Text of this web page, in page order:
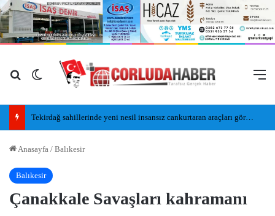
Arama yap ...
Dış görünümü değiştir
Tekirdağ sahillerinde yeni nesil insansız cankurtaran araçları görevde
Anasayfa / Balıkesir
Balıkesir
Çanakkale Savaşları kahramanı